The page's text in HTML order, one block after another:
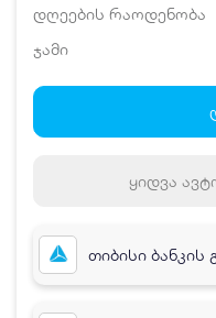
დღეების რაოდენობა
ჯამი
დამატებითი საწოლი
ნომრის ღირებულება
ყიდვა
თიბისი ბანკის